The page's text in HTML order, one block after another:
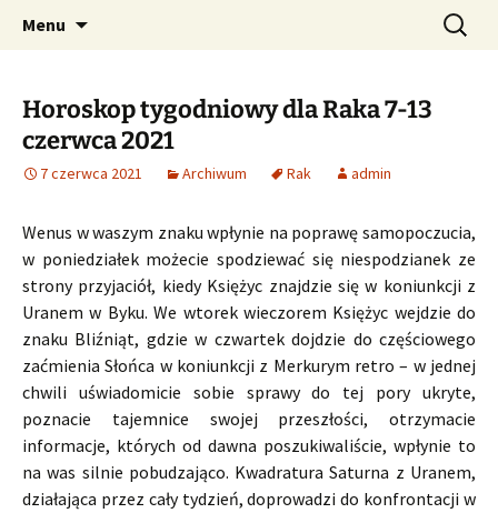
CzaroMarowy horoskop
dzienny, miesięczny i
tygodniowy
Profesjonalne przepowiednie astrologiczne
Menu Szukaj:
Horoskop tygodniowy dla Raka 7-13
czerwca 2021
7 czerwca 2021 Archiwum Rak admin
Wenus w waszym znaku wpłynie na poprawę samopoczucia,
w poniedziałek możecie spodziewać się niespodzianek ze
strony przyjaciół, kiedy Księżyc znajdzie się w koniunkcji z
Uranem w Byku. We wtorek wieczorem Księżyc wejdzie do
znaku Bliźniąt, gdzie w czwartek dojdzie do częściowego
zaćmienia Słońca w koniunkcji z Merkurym retro – w jednej
chwili uświadomicie sobie sprawy do tej pory ukryte,
poznacie tajemnice swojej przeszłości, otrzymacie
informacje, których od dawna poszukiwaliście, wpłynie to
na was silnie pobudzająco. Kwadratura Saturna z Uranem,
działająca przez cały tydzień, doprowadzi do konfrontacji w